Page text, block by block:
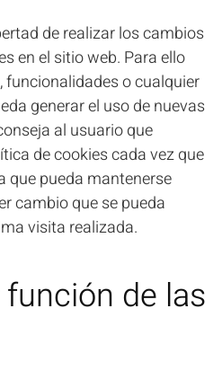
de realizar los cambios
en el sitio web. Para ello
o cualquier
generar el uso de nuevas
al usuario que
de cookies cada vez que
que pueda mantenerse
cambio que se pueda
visita realizada.
de las